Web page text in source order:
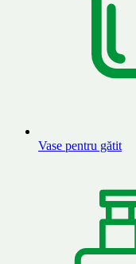
Vase pentru gătit